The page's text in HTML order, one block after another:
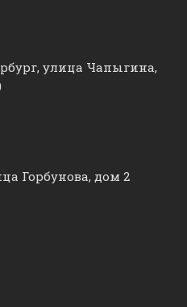
улица Чапыгина,
Горбунова, дом 2